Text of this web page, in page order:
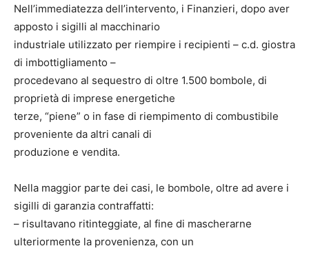
Nell’immediatezza dell’intervento, i Finanzieri, dopo aver
apposto i sigilli al macchinario
industriale utilizzato per riempire i recipienti – c.d. giostra
di imbottigliamento –
procedevano al sequestro di oltre 1.500 bombole, di
proprietà di imprese energetiche
terze, “piene” o in fase di riempimento di combustibile
proveniente da altri canali di
produzione e vendita.
Nella maggior parte dei casi, le bombole, oltre ad avere i
sigilli di garanzia contraffatti:
– risultavano ritinteggiate, al fine di mascherarne
ulteriormente la provenienza, con un